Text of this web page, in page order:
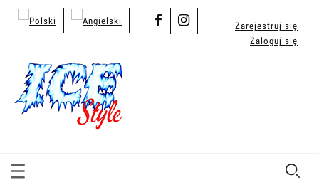
Zarejestruj się
Zaloguj się